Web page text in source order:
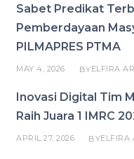
Sabet Predikat
Pemberdayaan
PILMAPRES PTMA
MAY 4, 2026 BYELFIRA
Inovasi Digital Tim
Raih Juara 1 IMRC
APRIL 27, 2026 BYELFIRA